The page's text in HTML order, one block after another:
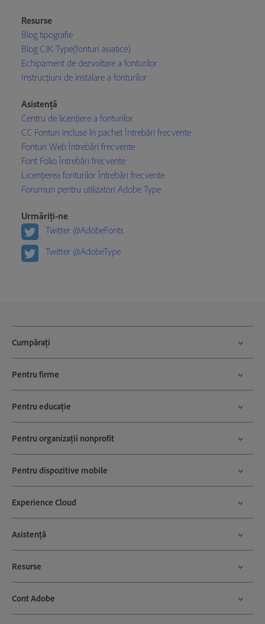
Resurse
Blog tipografie
Blog CJK Type(fonturi asiatice)
Echipament de dezvoltare a fonturilor
Instrucțiuni de instalare a fonturilor
Asistență
Centru de licențiere a fonturilor
CC Fonturi incluse în pachet Întrebări frecvente
Fonturi Web Întrebări frecvente
Font Folio Întrebări frecvente
Licențierea fonturilor Întrebări frecvente
Forumuri pentru utilizatori Adobe Type
Urmăriți-ne
Twitter @AdobeFonts
Twitter @AdobeType
Cumpărați
Pentru firme
Pentru educație
Pentru organizații nonprofit
Pentru dispozitive mobile
Experience Cloud
Asistență
Resurse
Cont Adobe